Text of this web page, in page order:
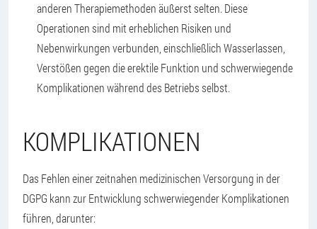
anderen Therapiemethoden äußerst selten. Diese
Operationen sind mit erheblichen Risiken und
Nebenwirkungen verbunden, einschließlich Wasserlassen,
Verstößen gegen die erektile Funktion und schwerwiegende
Komplikationen während des Betriebs selbst.
KOMPLIKATIONEN
Das Fehlen einer zeitnahen medizinischen Versorgung in der
DGPG kann zur Entwicklung schwerwiegender Komplikationen
führen, darunter: